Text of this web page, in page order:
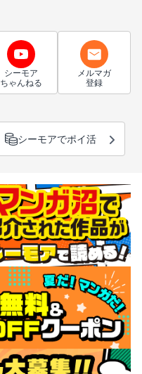
シーモア
ちゃんねる
メルマガ
登録
シーモアでポイ活